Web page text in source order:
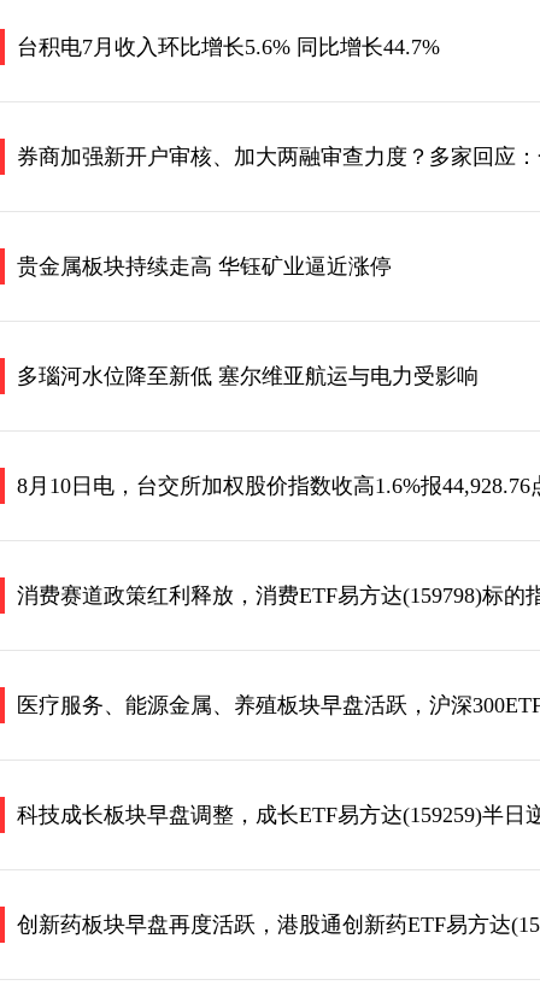
台积电7月收入环比增长5.6% 同比增长44.7%
券商加强新开户审核、加大两融审查力度？多家回应
贵金属板块持续走高 华钰矿业逼近涨停
多瑙河水位降至新低 塞尔维亚航运与电力受影响
8月10日电，台交所加权股价指数收高1.6%报44,928.76
消费赛道政策红利释放，消费ETF易方达(159798)标的
医疗服务、能源金属、养殖板块早盘活跃，沪深
科技成长板块早盘调整，成长ETF易方达(159259)半日
创新药板块早盘再度活跃，港股通创新药ETF易方达